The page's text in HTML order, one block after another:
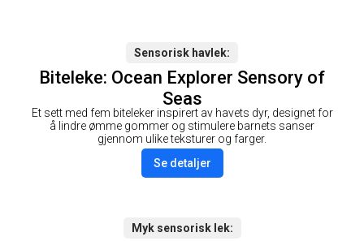
Sensorisk havlek
Biteleke: Ocean Explorer Sensory of
Seas
Et sett med fem biteleker inspirert av havets dyr, designet for
å lindre ømme gommer og stimulere barnets sanser
gjennom ulike teksturer og farger.
Se detaljer
Myk sensorisk lek